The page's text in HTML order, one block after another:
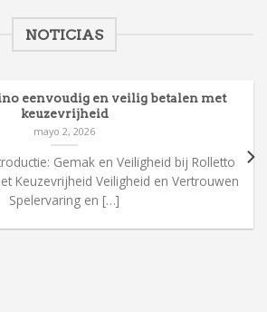
NOTICIAS
eenvoudig en veilig betalen met
keuzevrijheid
mayo 2, 2026
Gemak en Veiligheid bij Rolletto
Keuzevrijheid Veiligheid en Vertrouwen
Spelervaring en […]